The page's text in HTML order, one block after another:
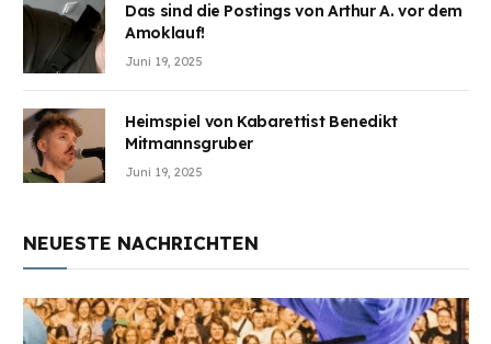
Das sind die Postings von Arthur A. vor dem
Amoklauf!
Juni 19, 2025
Heimspiel von Kabarettist Benedikt
Mitmannsgruber
Juni 19, 2025
NEUESTE NACHRICHTEN